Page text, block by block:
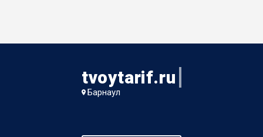
Кавказский проезд
tvoytarif.ru
Барнаул